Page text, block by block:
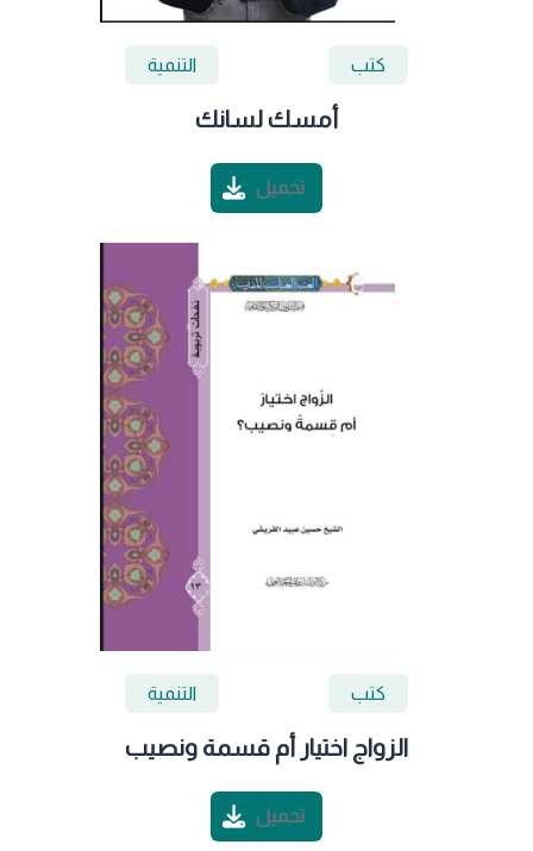
كتب التنمية
أمسك لسانك
تحميل
كتب التنمية
الزواج اختيار أم قسمة ونصيب
تحميل